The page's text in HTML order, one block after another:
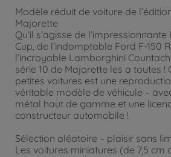
Modèle réduit de voiture de
Majorette
Qu’il s’agisse de l’impressionnante
Cup, de l’indomptable Ford F-150
l’incroyable Lamborghini
série 10 de Majorette les a toutes !
petites voitures est une
véritable modèle de véhicule –
métal haut de gamme et une
constructeur automobile !
Sélection aléatoire – plaisir sans
Les voitures miniatures (de 7,5 cm